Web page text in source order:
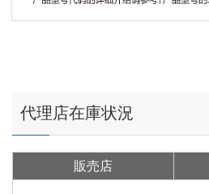
代理店在庫状況
販売店